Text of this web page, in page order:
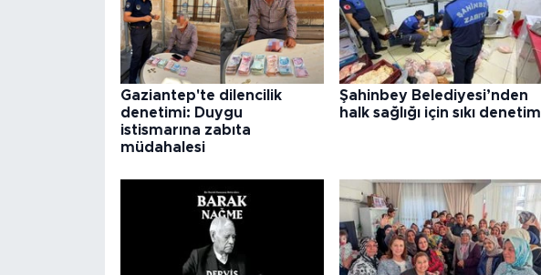
Gaziantep'te dilencilik
denetimi: Duygu
istismarına zabıta
müdahalesi
Şahinbey Belediyesi’nden
halk sağlığı için sıkı denetim